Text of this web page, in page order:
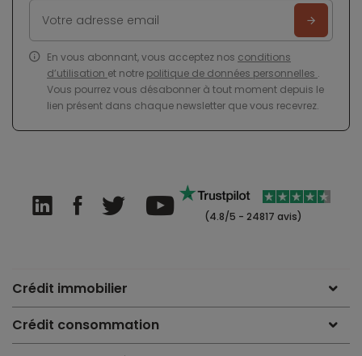
En vous abonnant, vous acceptez nos conditions
d’utilisation et notre politique de données personnelles .
Vous pourrez vous désabonner à tout moment depuis le
lien présent dans chaque newsletter que vous recevrez.
(4.8/5 - 24817 avis)
Crédit immobilier
Crédit consommation